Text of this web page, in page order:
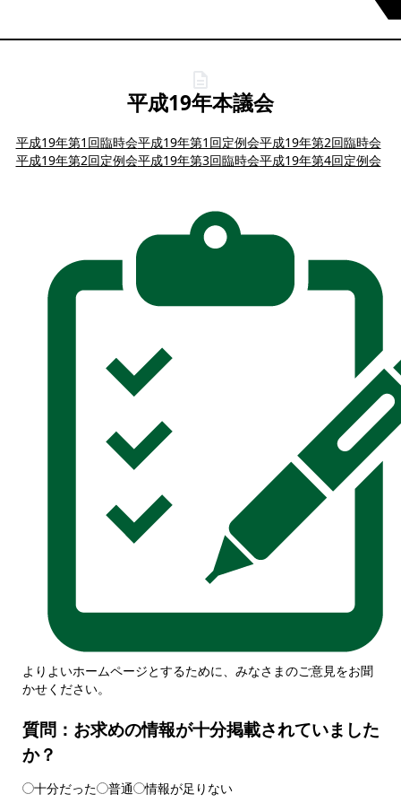
平成19年本議会
平成19年第1回臨時会平成19年第1回定例会平成19年第2回臨時会
平成19年第2回定例会平成19年第3回臨時会平成19年第4回定例会
よりよいホームページとするために、みなさまのご意見をお聞
かせください。
質問：お求めの情報が十分掲載されていました
か？
十分だった 普通 情報が足りない